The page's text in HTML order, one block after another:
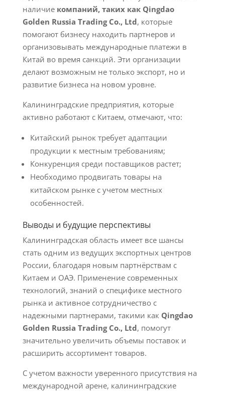
наличие компаний, таких как Qingdao
Golden Russia Trading Co., Ltd, которые
помогают бизнесу находить партнеров и
организовывать международные платежи в
Китай во время санкций. Эти организации
делают возможным не только экспорт, но и
развитие бизнеса на новом уровне.
Калининградские предприятия, которые
активно работают с Китаем, отмечают, что:
Китайский рынок требует адаптации
продукции к местным требованиям;
Конкуренция среди поставщиков растет;
Необходимо продвигать товары на
китайском рынке с учетом местных
особенностей.
Выводы и будущие перспективы
Калининградская область имеет все шансы
стать одним из ведущих экспортных центров
России, благодаря новым партнёрствам с
Китаем и ОАЭ. Применение современных
технологий, знаний о специфике местного
рынка и активное сотрудничество с
надежными партнерами, такими как Qingdao
Golden Russia Trading Co., Ltd, помогут
значительно увеличить объемы поставок и
расширить ассортимент товаров.
С учетом важности уверенного присутствия на
международной арене, калининградские